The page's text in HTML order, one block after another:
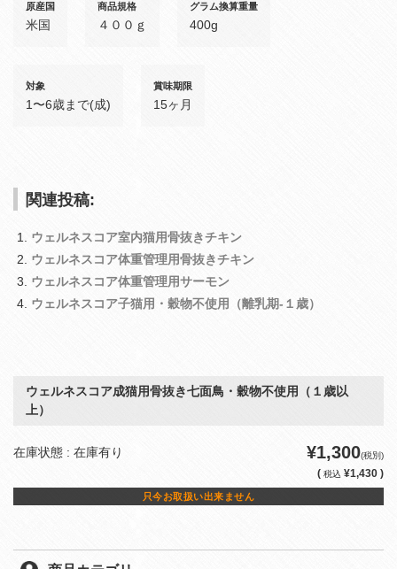
原産国
米国
商品規格
４００ｇ
グラム換算重量
400g
対象
1〜6歳まで(成)
賞味期限
15ヶ月
関連投稿:
ウェルネスコア室内猫用骨抜きチキン
ウェルネスコア体重管理用骨抜きチキン
ウェルネスコア体重管理用サーモン
ウェルネスコア子猫用・穀物不使用（離乳期‐１歳）
ウェルネスコア成猫用骨抜き七面鳥・穀物不使用（１歳以
上）
在庫状態 : 在庫有り ¥1,300(税別)
( 税込 ¥1,430 )
只今お取扱い出来ません